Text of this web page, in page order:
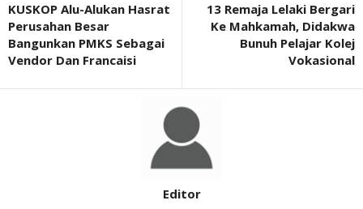
KUSKOP Alu-Alukan Hasrat
Perusahan Besar
Bangunkan PMKS Sebagai
Vendor Dan Francaisi
13 Remaja Lelaki Bergari
Ke Mahkamah, Didakwa
Bunuh Pelajar Kolej
Vokasional
Editor